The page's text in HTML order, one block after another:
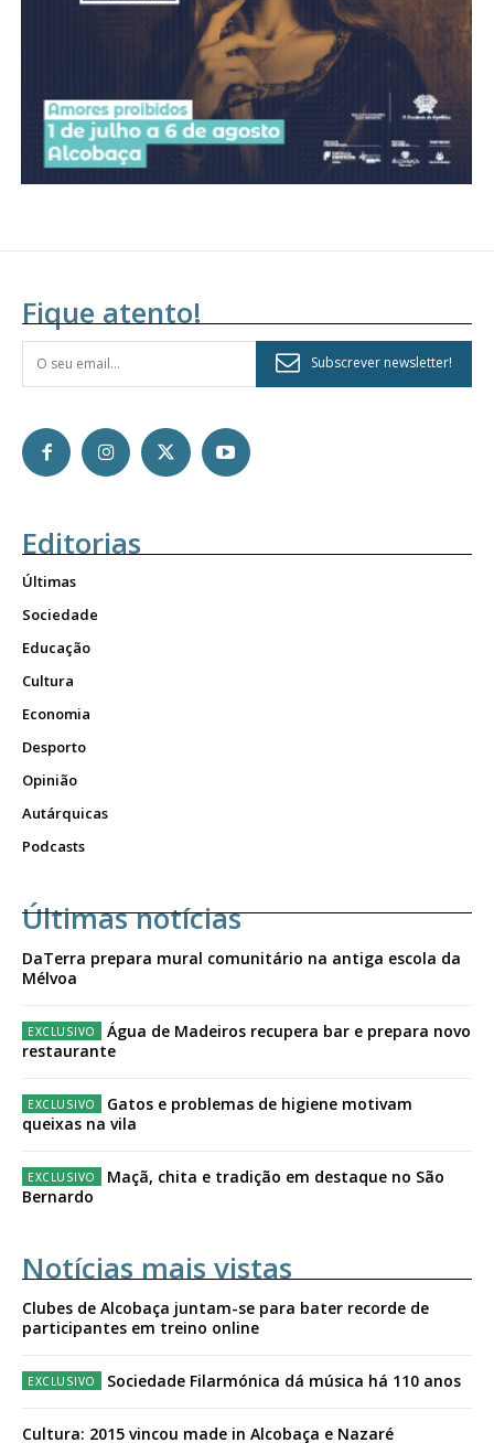
Escolha o plano
Fique atento!
Subscrever newsletter!
Editorias
Últimas
Sociedade
Educação
Cultura
Economia
Desporto
Opinião
Autárquicas
Podcasts
Últimas notícias
DaTerra prepara mural comunitário na antiga escola da
Mélvoa
Água de Madeiros recupera bar e prepara novo
restaurante
Gatos e problemas de higiene motivam
queixas na vila
Maçã, chita e tradição em destaque no São
Bernardo
Notícias mais vistas
Clubes de Alcobaça juntam-se para bater recorde de
participantes em treino online
Sociedade Filarmónica dá música há 110 anos
Cultura: 2015 vincou made in Alcobaça e Nazaré